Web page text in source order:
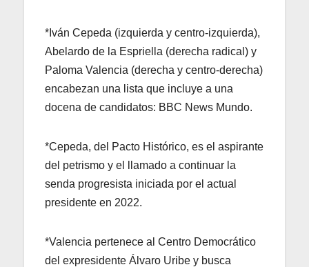
*Iván Cepeda (izquierda y centro-izquierda),
Abelardo de la Espriella (derecha radical) y
Paloma Valencia (derecha y centro-derecha)
encabezan una lista que incluye a una
docena de candidatos: BBC News Mundo.
*Cepeda, del Pacto Histórico, es el aspirante
del petrismo y el llamado a continuar la
senda progresista iniciada por el actual
presidente en 2022.
*Valencia pertenece al Centro Democrático
del expresidente Álvaro Uribe y busca